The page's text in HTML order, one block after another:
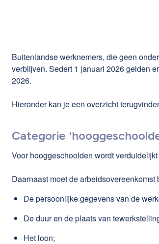
Buitenlandse werknemers, die geen
verblijven. Sedert 1 januari 2026 gelden
2026.
Hieronder kan je een overzicht
Categorie
Voor hooggeschoolden wordt
Daarnaast moet de
De persoonlijke gegevens van de
De duur en de plaats van
Het loon;